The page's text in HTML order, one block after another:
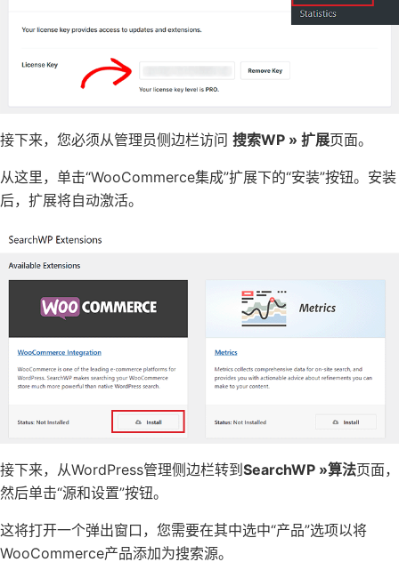
接下来，您必须从管理员侧边栏访问 搜索WP » 扩展页面。
从这里，单击“WooCommerce集成”扩展下的“安装”按钮。安装
后，扩展将自动激活。
接下来，从WordPress管理侧边栏转到 SearchWP »算法页面，
然后单击“源和设置”按钮。
这将打开一个弹出窗口，您需要在其中选中“产品”选项以将
WooCommerce产品添加为搜索源。